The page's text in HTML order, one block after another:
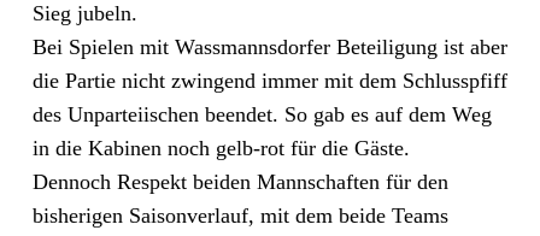
Sieg jubeln.
Bei Spielen mit Wassmannsdorfer Beteiligung ist aber
die Partie nicht zwingend immer mit dem Schlusspfiff
des Unparteiischen beendet. So gab es auf dem Weg
in die Kabinen noch gelb-rot für die Gäste.
Dennoch Respekt beiden Mannschaften für den
bisherigen Saisonverlauf, mit dem beide Teams